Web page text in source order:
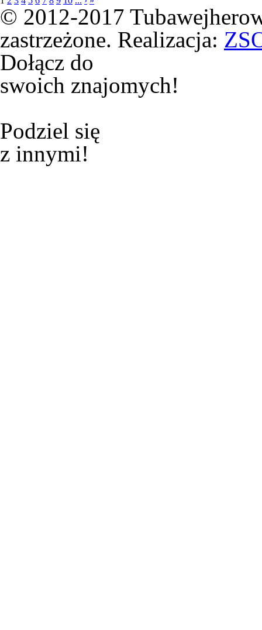
© 2012-2017
zastrzeżone. Realizacja:
Dołącz do
swoich znajomych!
Podziel się
z innymi!